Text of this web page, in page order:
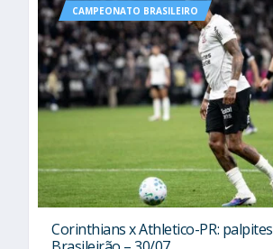
CAMPEONATO BRASILEIRO
Corinthians x Athletico-PR: